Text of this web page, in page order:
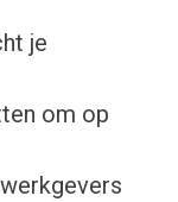
je
om op